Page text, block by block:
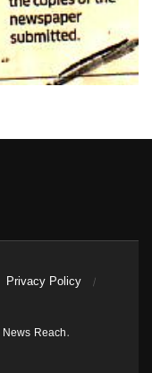
Privacy Policy
News Reach.